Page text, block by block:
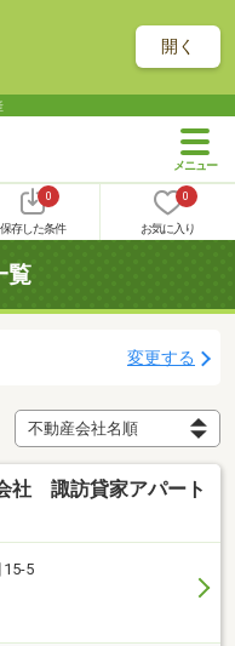
開く
0
保存した条件
0
お気に入り
覧
変更する
社 諏訪貸家アパート
5